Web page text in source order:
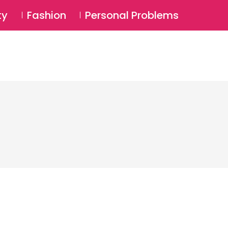
Login ⚲
Fashion Personal Problems